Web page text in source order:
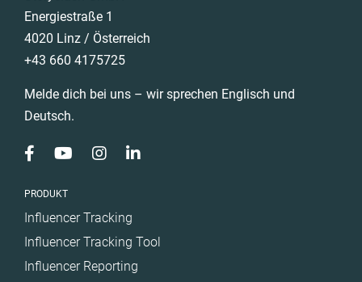
Energiestraße 1
4020 Linz / Österreich
+43 660 4175725
Melde dich bei uns – wir sprechen Englisch und
Deutsch.
PRODUKT
Influencer Tracking
Influencer Tracking Tool
Influencer Reporting